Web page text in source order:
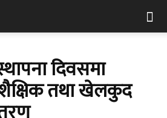
दिवसमा
तथा खेलकुद